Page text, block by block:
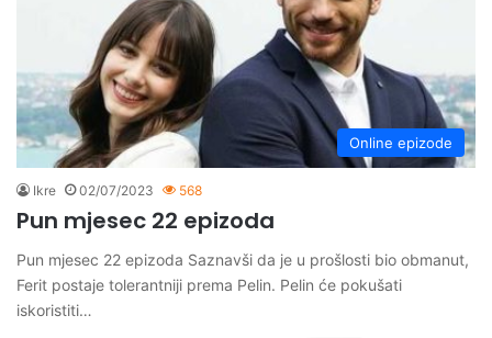
Online epizode
Ikre 02/07/2023 568
Pun mjesec 22 epizoda
Pun mjesec 22 epizoda Saznavši da je u prošlosti bio obmanut,
Ferit postaje tolerantniji prema Pelin. Pelin će pokušati
iskoristiti…